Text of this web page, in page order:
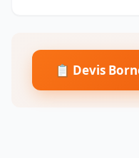
📋 Devis